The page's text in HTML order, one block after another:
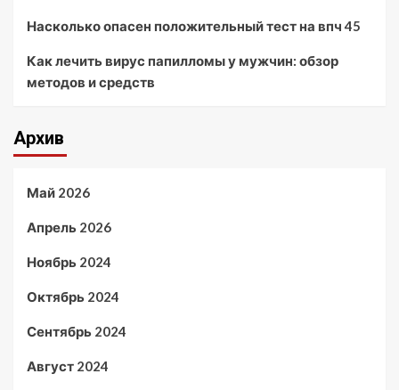
Насколько опасен положительный тест на впч 45
Как лечить вирус папилломы у мужчин: обзор
методов и средств
Архив
Май 2026
Апрель 2026
Ноябрь 2024
Октябрь 2024
Сентябрь 2024
Август 2024